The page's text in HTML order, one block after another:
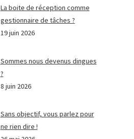
La boite de réception comme
gestionnaire de tâches ?
19 juin 2026
Sommes nous devenus dingues
?
8 juin 2026
Sans objectif, vous parlez pour
ne rien dire !